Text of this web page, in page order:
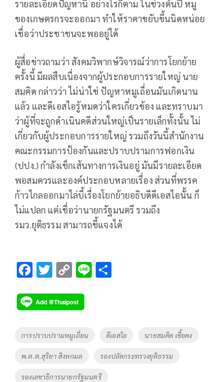
รายละเอียดปัญหานี้ อย่างไรก็ตาม ในช่วงต้นปี หมู
ของเกษตรกรจะออกมา ทำให้ราคาขยับขึ้นนิดหน่อย
เชื่อว่าประชาชนจะพออยู่ได้
ผู้สื่อข่าวถามว่า สังคมวิพากษ์วิจารณ์ว่าการโยกย้าย
ครั้งนี้ มีผลสืบเนื่องจากผู้ประกอบการรายใหญ่ นาย
สมคิด กล่าวว่า ไม่น่าใช่ ปัญหาหมูเถื่อนมันเกิดนาน
แล้ว และดีเอสไอรู้หมดว่าใครเกี่ยวข้อง และทราบมา
ว่าผู้ที่จะถูกดำเนินคดีส่วนใหญ่เป็นรายเล็กทั้งนั้น ไม่
เกี่ยวกับผู้ประกอบการรายใหญ่ รวมถึงวันนี้สำนักงาน
คณะกรรมการป้องกันและปราบปรามการฟอกเงิน
(ปปง.) กำลังเช็กเส้นทางการเงินอยู่ มันมีรายละเอียด
พอสมควรและองค์ประกอบหลายเรื่อง ส่วนที่พรรค
ก้าวไกลออกมาไล่บี้เรื่องโยกย้ายอธิบดีดีเอสไอนั้น ก็
ไม่แปลก แต่เชื่อว่านายกรัฐมนตรี รวมถึง
รมว.ยุติธรรม สามารถชี้แจงได้
F
e
b
o
o
k
T
tt
er
C
p
y
Li
k
Li
Tags
การปราบปรามหมูเถื่อน ดีเอสไอ นายสมคิด เชื้อคง
พ.ต.ต.สุริยา สิงหกมล รองปลัดกระทรวงยุติธรรม
รองเลขาธิการนายกรัฐมนตรี